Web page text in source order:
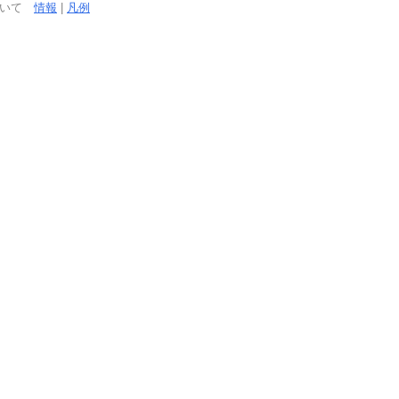
いて情報 凡例